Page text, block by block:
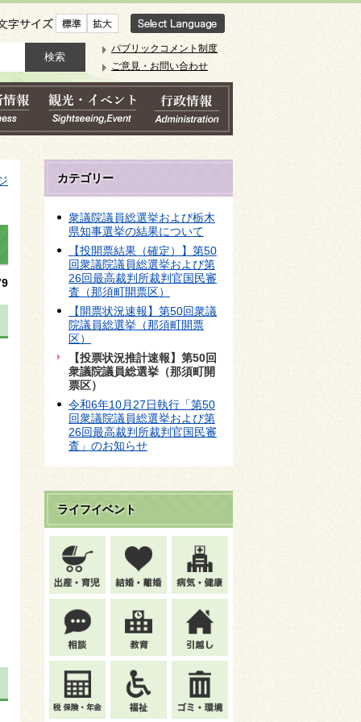
文字サイズ
パブリックコメント制度
ご意見・お問い合わせ
カテゴリー
衆議院議員総選挙および栃木
県知事選挙の結果について
【投開票結果（確定）】第50
回衆議院議員総選挙および第
26回最高裁判所裁判官国民審
査（那須町開票区）
【開票状況速報】第50回衆議
院議員総選挙（那須町開票
区）
【投票状況推計速報】第50回
衆議院議員総選挙（那須町開
票区）
令和6年10月27日執行「第50
回衆議院議員総選挙および第
26回最高裁判所裁判官国民審
査」のお知らせ
ライフイベント